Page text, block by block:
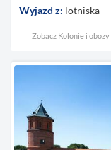
Wyjazd z: lotniska
Zobacz Kolonie i